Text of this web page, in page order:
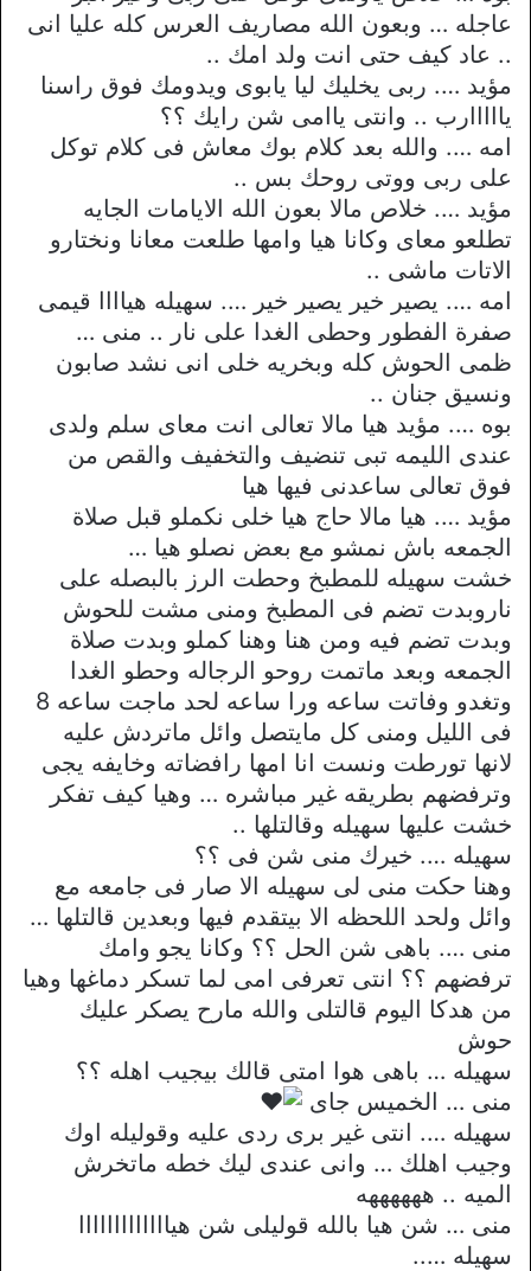
عاجله … وبعون الله مصاريف العرس كله عليا انى
.. عاد كيف حتى انت ولد امك ..
مؤيد …. ربى يخليك ليا يابوى ويدومك فوق راسنا
يااااارب .. وانتى ياامى شن رايك ؟؟
امه …. والله بعد كلام بوك معاش فى كلام توكل
على ربى ووتى روحك بس ..
مؤيد …. خلاص مالا بعون الله الايامات الجايه
تطلعو معاى وكانا هيا وامها طلعت معانا ونختارو
الاتات ماشى ..
امه …. يصير خير يصير خير …. سهيله هياااا قيمى
صفرة الفطور وحطى الغدا على نار .. منى …
ظمى الحوش كله وبخريه خلى انى نشد صابون
ونسيق جنان ..
بوه …. مؤيد هيا مالا تعالى انت معاى سلم ولدى
عندى الليمه تبى تنضيف والتخفيف والقص من
فوق تعالى ساعدنى فيها هيا
مؤيد …. هيا مالا حاج هيا خلى نكملو قبل صلاة
الجمعه باش نمشو مع بعض نصلو هيا …
خشت سهيله للمطبخ وحطت الرز بالبصله على
ناروبدت تضم فى المطبخ ومنى مشت للحوش
وبدت تضم فيه ومن هنا وهنا كملو وبدت صلاة
الجمعه وبعد ماتمت روحو الرجاله وحطو الغدا
وتغدو وفاتت ساعه ورا ساعه لحد ماجت ساعه 8
فى الليل ومنى كل مايتصل وائل ماتردش عليه
لانها تورطت ونست انا امها رافضاته وخايفه يجى
وترفضهم بطريقه غير مباشره … وهيا كيف تفكر
خشت عليها سهيله وقالتلها ..
سهيله …. خيرك منى شن فى ؟؟
وهنا حكت منى لى سهيله الا صار فى جامعه مع
وائل ولحد اللحظه الا بيتقدم فيها وبعدين قالتلها …
منى …. باهى شن الحل ؟؟ وكانا يجو وامك
ترفضهم ؟؟ انتى تعرفى امى لما تسكر دماغها وهيا
من هدكا اليوم قالتلى والله مارح يصكر عليك
حوش
سهيله … باهى هوا امتى قالك بيجيب اهله ؟؟
منى … الخميس جاى
سهيله …. انتى غير برى ردى عليه وقوليله اوك
وجيب اهلك … وانى عندى ليك خطه ماتخرش
الميه .. ههههههه
منى … شن هيا بالله قوليلى شن هيااااااااااااا
سهيله …..